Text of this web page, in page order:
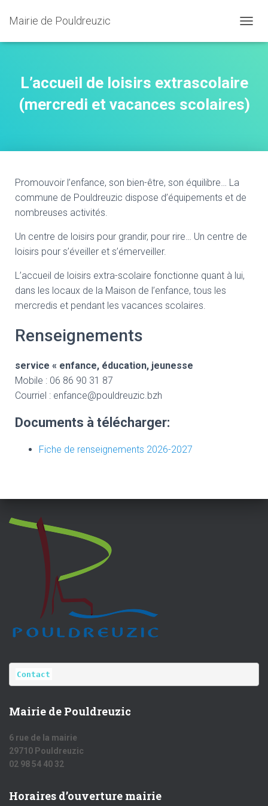
Mairie de Pouldreuzic
L’accueil de loisirs extrascolaire
(mercredi et vacances scolaires)
Promouvoir l’enfance, son bien-être, son équilibre… La
commune de Pouldreuzic dispose d’équipements et de
nombreuses activités.
Un centre de loisirs pour grandir, pour rire… Un centre de
loisirs pour s’éveiller et s’émerveiller.
L’accueil de loisirs extra-scolaire fonctionne quant à lui,
dans les locaux de la Maison de l’enfance, tous les
mercredis et pendant les vacances scolaires.
Renseignements
service « enfance, éducation, jeunesse
Mobile : 06 86 90 31 87
Courriel : enfance@pouldreuzic.bzh
Documents à télécharger:
Fiche de renseignements 2026-2027
Contact
Mairie de Pouldreuzic
6 rue de la mairie
29710 Pouldreuzic
02 98 54 40 32
Horaires d’ouverture mairie